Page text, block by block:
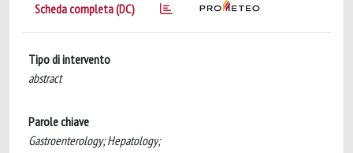
Scheda completa (DC)
Tipo di intervento
abstract
Parole chiave
Gastroenterology; Hepatology;